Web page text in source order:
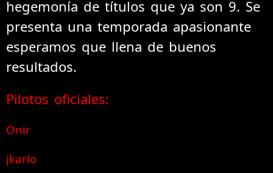
hegemonía de títulos que ya son 9. Se
presenta una temporada apasionante
esperamos que llena de buenos
resultados.
Pilotos oficiales:
Onir
jkarlo